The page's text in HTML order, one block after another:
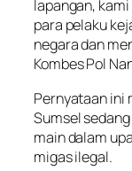
lapangan,
para pelaku
negara dan
Kombes Pol
Pernyataan ini
Sumsel
main dalam
migas ilegal.